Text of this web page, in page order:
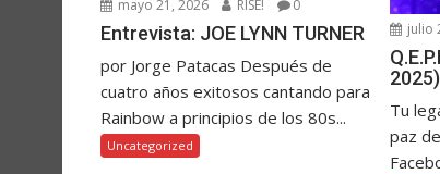
mayo 21, 2026 RISE! 0
Entrevista: JOE LYNN TURNER
por Jorge Patacas Después de
cuatro años exitosos cantando para
Rainbow a principios de los 80s...
Uncategorized
julio
2025)
Tu
paz